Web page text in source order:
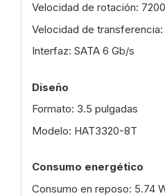
Velocidad de rotación:
Velocidad de transferencia:
Interfaz: SATA 6 Gb/s
Diseño
Formato: 3.5 pulgadas
Modelo: HAT3320-8T
Consumo energético
Consumo en reposo: 5.74